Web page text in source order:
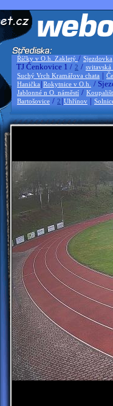
Říčky v O.h. Zakletý / Sjezdovka
TJ Čenkovice 1 / 2 / svitavská
Suchý Vrch Kramářova chata |
Hanička |Rokytnice v O.h. /
Jablonné n O. náměstí /
Bartošovice / 2 |Uhřínov |